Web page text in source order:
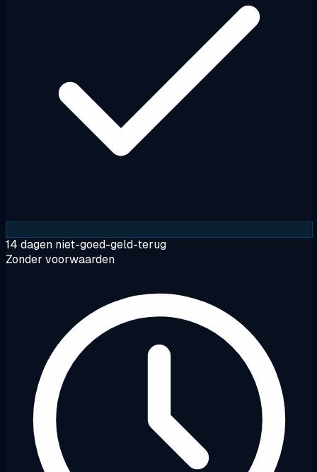
14 dagen niet-goed-geld-terug
Zonder voorwaarden